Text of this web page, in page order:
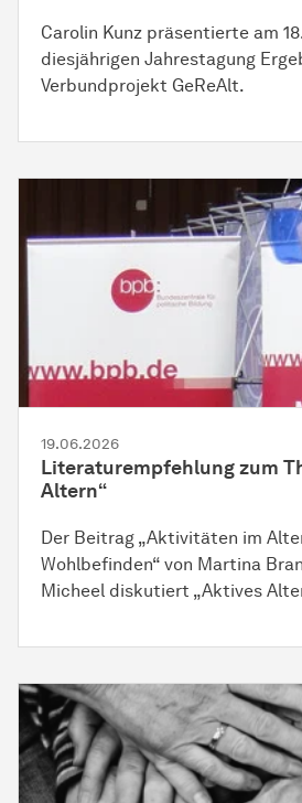
Carolin Kunz präsentierte am
diesjährigen Jahrestagung
Verbundprojekt GeReAlt.
19.06.2026
Literaturempfehlung zum
Altern“
Der Beitrag „Aktivitäten im
Wohlbefinden“ von Martina
Micheel diskutiert „Aktives